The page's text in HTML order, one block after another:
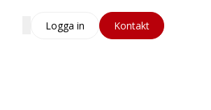
Logga in Kontakt